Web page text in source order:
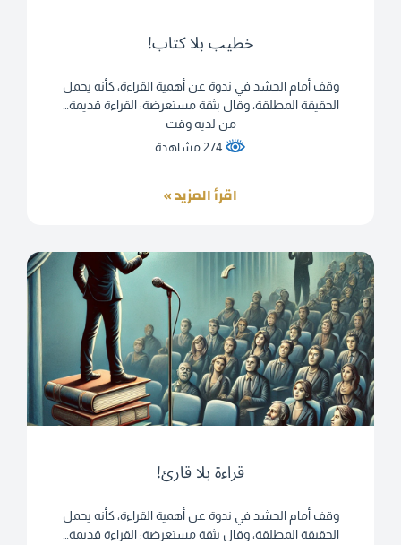
خطيب بلا كتاب!
وقف أمام الحشد في ندوة عن أهمية القراءة، كأنه يحمل
الحقيقة المطلقة، وقال بثقة مستعرضة: القراءة قديمة…
من لديه وقت
اقرأ المزيد »
قراءة بلا قارئ!
وقف أمام الحشد في ندوة عن أهمية القراءة، كأنه يحمل
الحقيقة المطلقة، وقال بثقة مستعرضة: القراءة قديمة…